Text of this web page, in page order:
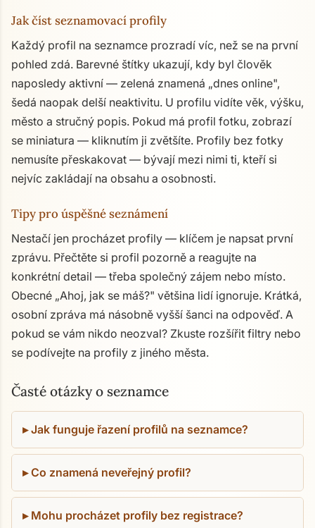
Jak číst seznamovací profily
Každý profil na seznamce prozradí víc, než se na první
pohled zdá. Barevné štítky ukazují, kdy byl člověk
naposledy aktivní — zelená znamená „dnes online",
šedá naopak delší neaktivitu. U profilu vidíte věk, výšku,
město a stručný popis. Pokud má profil fotku, zobrazí
se miniatura — kliknutím ji zvětšíte. Profily bez fotky
nemusíte přeskakovat — bývají mezi nimi ti, kteří si
nejvíc zakládají na obsahu a osobnosti.
Tipy pro úspěšné seznámení
Nestačí jen procházet profily — klíčem je napsat první
zprávu. Přečtěte si profil pozorně a reagujte na
konkrétní detail — třeba společný zájem nebo místo.
Obecné „Ahoj, jak se máš?" většina lidí ignoruje. Krátká,
osobní zpráva má násobně vyšší šanci na odpověď. A
pokud se vám nikdo neozval? Zkuste rozšířit filtry nebo
se podívejte na profily z jiného města.
Časté otázky o seznamce
Jak funguje řazení profilů na seznamce?
Co znamená neveřejný profil?
Mohu procházet profily bez registrace?